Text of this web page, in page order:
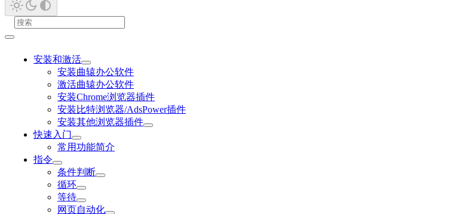
安装和激活
安装曲辕办公软件
激活曲辕办公软件
安装Chrome浏览器插件
安装比特浏览器/AdsPower插件
安装其他浏览器插件
快速入门
常用功能简介
指令
条件判断
循环
等待
网页自动化